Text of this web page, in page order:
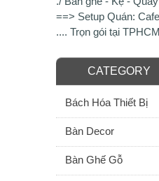
==> Setup Quán:
.... Trọn gói tại TPHCM
CATEGORY
Bách Hóa Thiết Bị
Bàn Decor
Bàn Ghế Gỗ